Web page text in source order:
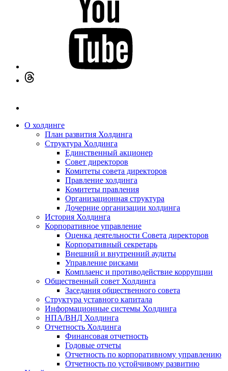
О холдинге
План развития Холдинга
Структура Холдинга
Единственный акционер
Совет директоров
Комитеты совета директоров
Правление холдинга
Комитеты правления
Организационная структура
Дочерние организации холдинга
История Холдинга
Корпоративное управление
Оценка деятельности Совета директоров
Корпоративный секретарь
Внешний и внутренний аудиты
Управление рисками
Комплаенс и противодействие коррупции
Общественный совет Холдинга
Заседания общественного совета
Структура уставного капитала
Информационные системы Холдинга
НПА/ВНД Холдинга
Отчетность Холдинга
Финансовая отчетность
Годовые отчеты
Отчетность по корпоративному управлению
Отчетность по устойчивому развитию